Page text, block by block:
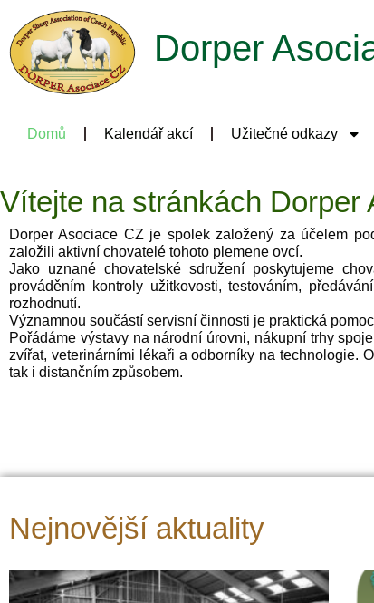
Dorper
Domů Kalendář akcí Užitečné odkazy
Vítejte na stránkách Dorper
Dorper Asociace CZ je spolek založený za účelem
založili aktivní chovatelé tohoto plemene ovcí.
Jako uznané chovatelské sdružení poskytujeme
prováděním kontroly užitkovosti, testováním,
rozhodnutí.
Významnou součástí servisní činnosti je praktická
Pořádáme výstavy na národní úrovni, nákupní trhy
zvířat, veterinárními lékaři a odborníky na technologie.
tak i distančním způsobem.
Nejnovější aktuality